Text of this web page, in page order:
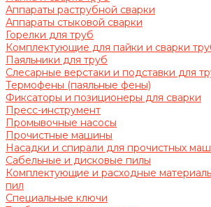
Аппараты раструбной сварки
Аппараты стыковой сварки
Горелки для труб
Комплектующие для пайки и сварки
Паяльники для труб
Слесарные верстаки и подставки для
Термофены (паяльные фены)
Фиксаторы и позиционеры для сварки
Пресс-инструмент
Промывочные насосы
Прочистные машины
Насадки и спирали для прочистных
Сабельные и дисковые пилы
Комплектующие и расходные
пил
Специальные ключи